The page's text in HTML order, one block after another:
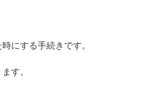
にする手続きです。
す。